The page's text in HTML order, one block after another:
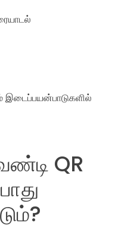
இடைப்பயன்பாடுகளில்
QR